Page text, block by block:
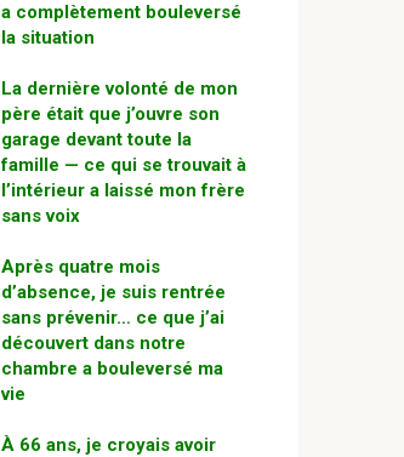
a complètement bouleversé
la situation
La dernière volonté de mon
père était que j’ouvre son
garage devant toute la
famille — ce qui se trouvait à
l’intérieur a laissé mon frère
sans voix
Après quatre mois
d’absence, je suis rentrée
sans prévenir… ce que j’ai
découvert dans notre
chambre a bouleversé ma
vie
À 66 ans, je croyais avoir